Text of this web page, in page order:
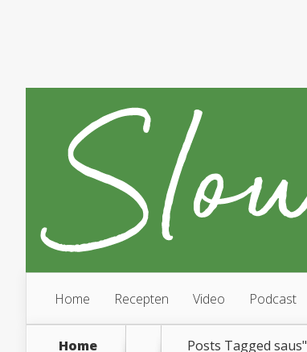
Home Recepten Video Podcast
Home Posts Tagged saus"